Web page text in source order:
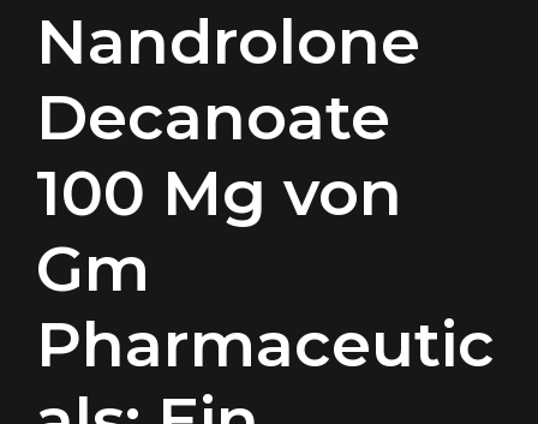
Nandrolone
Decanoate
100 Mg von
Gm
Pharmaceutic